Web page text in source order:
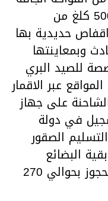
المهربة 980 كلغ من اللوز و 500 كلغ من
حديدية بها
الحادث وبمعاينتها
للصيد البري
عبر الاقمار
على جهاز
في دولة
الصقور
البضائع
والمعدات وقد قدرت قيمة المحجوز بحوالي 270